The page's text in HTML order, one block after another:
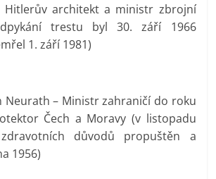
Hitlerův architekt a ministr zbrojní
trestu byl 30. září 1966
1. září 1981)
Neurath – Ministr zahraničí do roku
Čech a Moravy (v listopadu
důvodů propuštěn a
1956)